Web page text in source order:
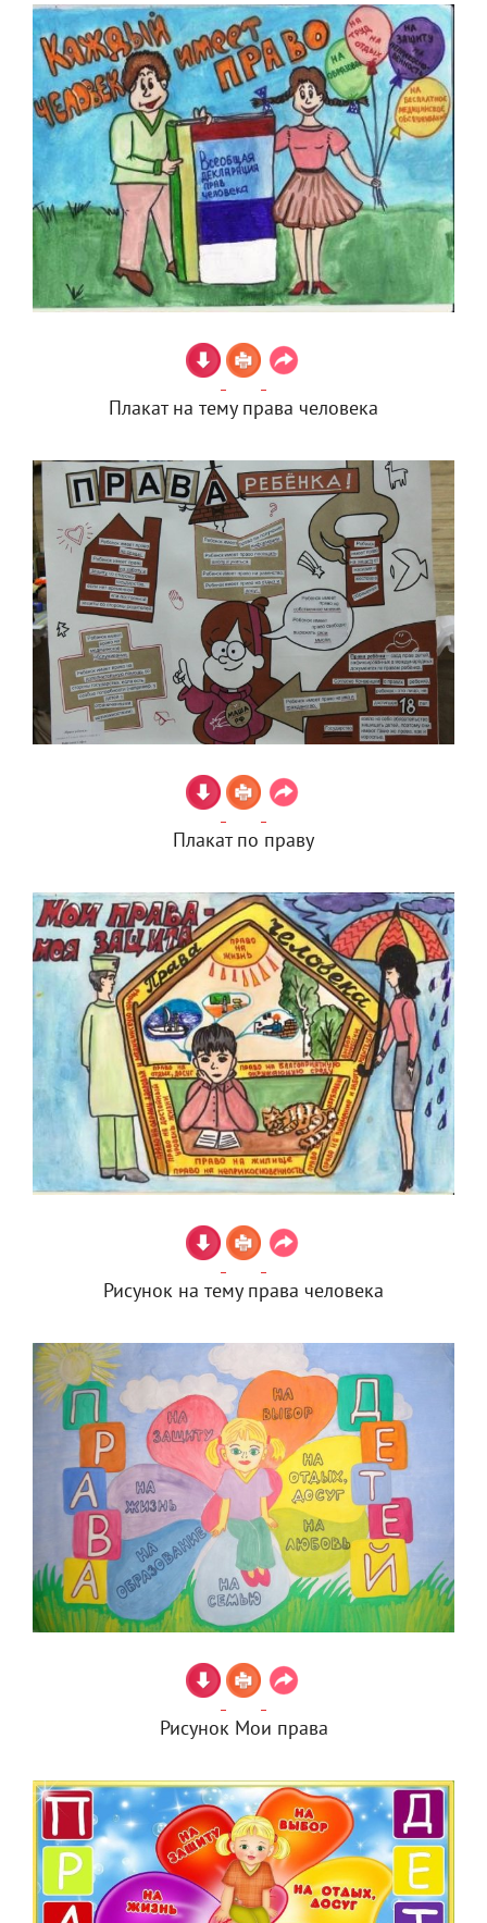
Плакат на тему права человека
Плакат по праву
Рисунок на тему права человека
Рисунок Мои права